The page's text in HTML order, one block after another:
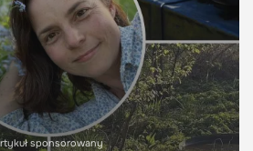
sponsorowany